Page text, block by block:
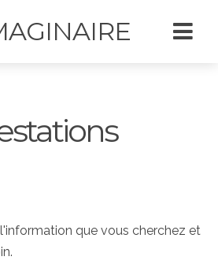
que vous cherchez et